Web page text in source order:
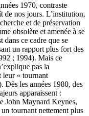
1970, contraste
de nos jours. L’institution,
et de préservation
obsolète et amenée à se
dans ce cadre que se
un rapport plus fort des
; 1994). Mais ce
pas la
leur « tournant
les années 1980, des
apparaissent :
John Maynard Keynes,
tournant nettement plus